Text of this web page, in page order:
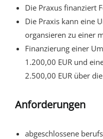
Die Praxus finanziert
Die Praxis kann eine
organsieren zu einer
Finanzierung einer
1.200,00 EUR und
2.500,00 EUR über
Anforderungen
abgeschlossene